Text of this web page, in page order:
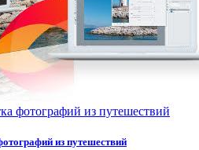
фотографий из путешествий
из путешествий